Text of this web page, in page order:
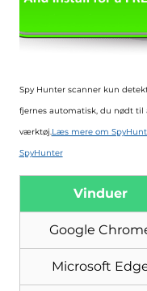
Spy Hunter scanner kun
fjernes automatisk, du nødt til
værktøj.Læs mere om
SpyHunter
Vinduer
Google
Microsoft